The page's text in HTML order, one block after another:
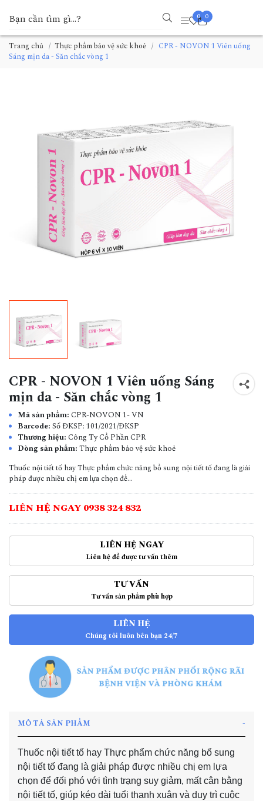
0 0
Trang chủ Thực phẩm bảo vệ sức khoẻ
CPR - NOVON 1 Viên uống
Sáng mịn da - Săn chắc vòng 1
CPR - NOVON 1 Viên uống Sáng
mịn da - Săn chắc vòng 1
Mã sản phẩm: CPR-NOVON 1- VN
Barcode: Số ĐKSP: 101/2021/ĐKSP
Thương hiệu: Công Ty Cổ Phần CPR
Dòng sản phẩm: Thực phẩm bảo vệ sức khoẻ
Thuốc nội tiết tố hay Thực phẩm chức năng bổ sung nội tiết tố đang là giải
pháp được nhiều chị em lựa chọn để...
LIÊN HỆ NGAY 0938 324 832
LIÊN HỆ NGAY
Liên hệ để được tư vấn thêm
TƯ VẤN
Tư vấn sản phẩm phù hợp
LIÊN HỆ
Chúng tôi luôn bên bạn 24/7
MÔ TẢ SẢN PHẨM
Thuốc nội tiết tố hay Thực phẩm chức năng bổ sung
nội tiết tố đang là giải pháp được nhiều chị em lựa
chọn để đối phó với tình trạng suy giảm, mất cân bằng
nội tiết tố, giúp kéo dài tuổi thanh xuân và duy trì cuộc